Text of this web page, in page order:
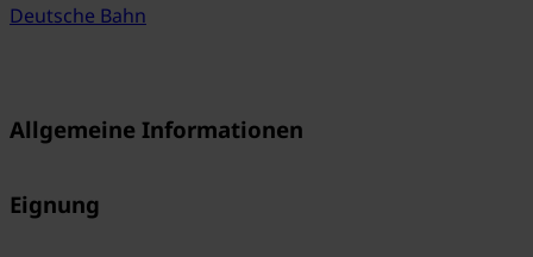
Deutsche Bahn
Allgemeine Informationen
Eignung